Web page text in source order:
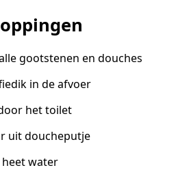
gootstenen en douches
in de afvoer
het toilet
uit doucheputje
water